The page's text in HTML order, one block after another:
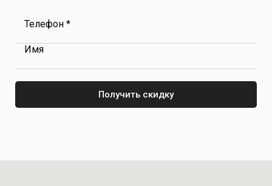
Телефон *
Имя
Получить скидку